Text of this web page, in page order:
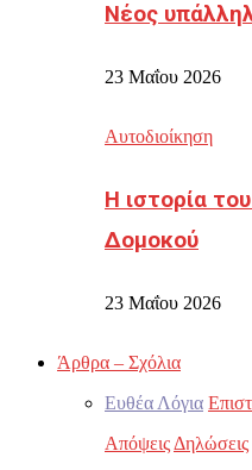
Νέος
23 Μαΐου 2026
Αυτοδιοίκηση
Η ιστορία
Δομοκού
23 Μαΐου 2026
Άρθρα – Σχόλια
Ευθέα Λόγια
Απόψεις Δηλώσεις